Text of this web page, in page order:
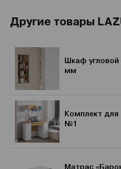
Другие товары
Шкаф
мм
Комплект для
№1
Матрас